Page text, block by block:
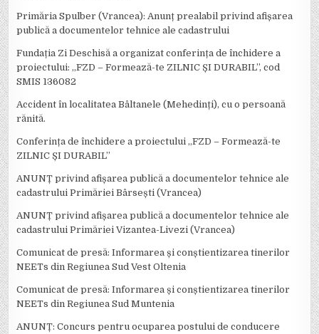
Primăria Spulber (Vrancea): Anunț prealabil privind afișarea
publică a documentelor tehnice ale cadastrului
Fundația Zi Deschisă a organizat conferința de închidere a
proiectului: ,,FZD – Formează-te ZILNIC ȘI DURABIL’’, cod
SMIS 136082
Accident în localitatea Bâltanele (Mehedinți), cu o persoană
rănită.
Conferința de închidere a proiectului ,,FZD – Formează-te
ZILNIC ȘI DURABIL’’
ANUNȚ privind afișarea publică a documentelor tehnice ale
cadastrului Primăriei Bârsești (Vrancea)
ANUNȚ privind afișarea publică a documentelor tehnice ale
cadastrului Primăriei Vizantea-Livezi (Vrancea)
Comunicat de presă: Informarea și conștientizarea tinerilor
NEETs din Regiunea Sud Vest Oltenia
Comunicat de presă: Informarea și conștientizarea tinerilor
NEETs din Regiunea Sud Muntenia
ANUNȚ: Concurs pentru ocuparea postului de conducere